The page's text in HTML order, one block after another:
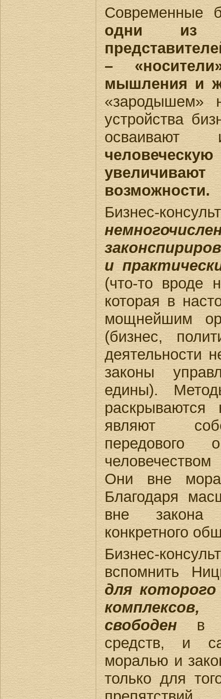
Современные
одни из
–
мышления и
«зародышем»
устройства
осваивают
возможности.
Бизнес-
и
(что-то вроде
которая в
мощнейшим
(бизнес,
деятельности
законы
едины).
раскрываются
являют
передового
Они вне
Благодаря
вне
конкретного
Бизнес-
вспомнить
для которого
свободен в
средств, и
моралью и
только для